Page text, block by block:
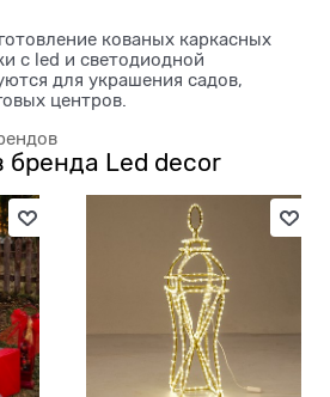
кованых каркасных
с led и светодиодной
для украшения садов,
центров.
бренда Led decor